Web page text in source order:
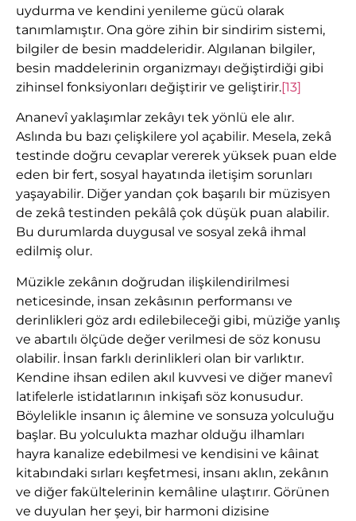
uydurma ve kendini yenileme gücü olarak
tanımlamıştır. Ona göre zihin bir sindirim sistemi,
bilgiler de besin maddeleridir. Algılanan bilgiler,
besin maddelerinin organizmayı değiştirdiği gibi
zihinsel fonksiyonları değiştirir ve geliştirir.[13]
Ananevî yaklaşımlar zekâyı tek yönlü ele alır.
Aslında bu bazı çelişkilere yol açabilir. Mesela, zekâ
testinde doğru cevaplar vererek yüksek puan elde
eden bir fert, sosyal hayatında iletişim sorunları
yaşayabilir. Diğer yandan çok başarılı bir müzisyen
de zekâ testinden pekâlâ çok düşük puan alabilir.
Bu durumlarda duygusal ve sosyal zekâ ihmal
edilmiş olur.
Müzikle zekânın doğrudan ilişkilendirilmesi
neticesinde, insan zekâsının performansı ve
derinlikleri göz ardı edilebileceği gibi, müziğe yanlış
ve abartılı ölçüde değer verilmesi de söz konusu
olabilir. İnsan farklı derinlikleri olan bir varlıktır.
Kendine ihsan edilen akıl kuvvesi ve diğer manevî
latifelerle istidatlarının inkişafı söz konusudur.
Böylelikle insanın iç âlemine ve sonsuza yolculuğu
başlar. Bu yolculukta mazhar olduğu ilhamları
hayra kanalize edebilmesi ve kendisini ve kâinat
kitabındaki sırları keşfetmesi, insanı aklın, zekânın
ve diğer fakültelerinin kemâline ulaştırır. Görünen
ve duyulan her şeyi, bir harmoni dizisine